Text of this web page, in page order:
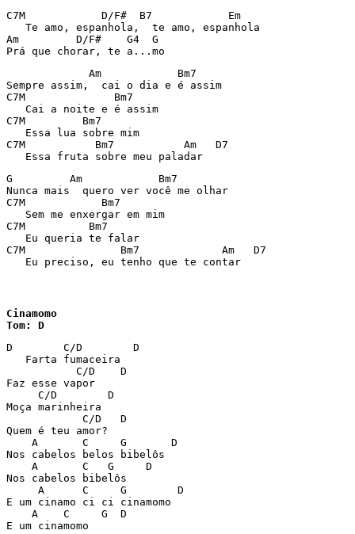
C7M            D/F#  B7            Em
   Te amo, espanhola,  te amo, espanhola
Am         D/F#    G4  G
Prá que chorar, te a...mo
             Am            Bm7
Sempre assim,  cai o dia e é assim
C7M              Bm7
   Cai a noite e é assim
C7M         Bm7
   Essa lua sobre mim
C7M           Bm7           Am   D7
   Essa fruta sobre meu paladar
G         Am            Bm7
Nunca mais  quero ver você me olhar
C7M            Bm7
   Sem me enxergar em mim
C7M          Bm7
   Eu queria te falar
C7M               Bm7             Am   D7
   Eu preciso, eu tenho que te contar
Cinamomo
Tom: D
D        C/D        D
   Farta fumaceira
           C/D    D
Faz esse vapor
     C/D        D
Moça marinheira
            C/D   D
Quem é teu amor?
    A       C     G       D
Nos cabelos belos bibelôs
    A       C   G     D
Nos cabelos bibelôs
     A      C     G        D
E um cinamo ci ci cinamomo
    A    C     G  D
E um cinamomo